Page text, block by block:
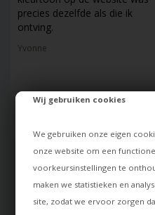
Wij gebruiken cookies
We gebruiken onze eigen
onze website om een
voorkeursinstellingen te
maken we statistieken en
site, zodat we ervoor zorgen
precies dezelfde als die ik
ontving.
Yvonne